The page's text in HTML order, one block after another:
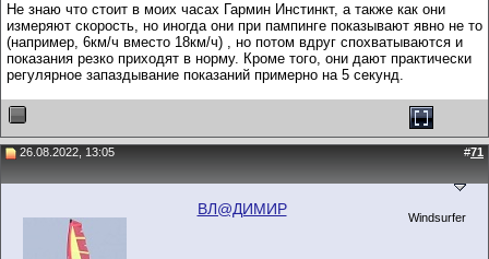
Не знаю что стоит в моих часах Гармин Инстинкт, а также как они
измеряют скорость, но иногда они при пампинге показывают явно не то
(например, 6км/ч вместо 18км/ч) , но потом вдруг спохватываются и
показания резко приходят в норму. Кроме того, они дают практически
регулярное запаздывание показаний примерно на 5 секунд.
26.08.2022, 13:05 #71
ВЛ@ДИМИР Windsurfer